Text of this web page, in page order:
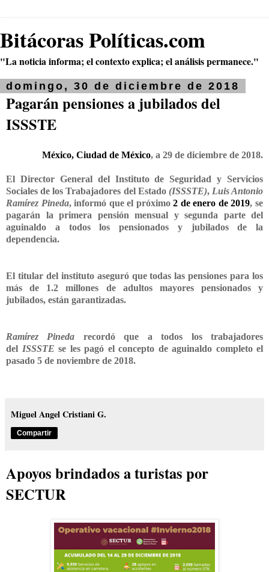
Bitácoras Políticas.com
"La noticia informa; el contexto explica; el análisis permanece."
domingo, 30 de diciembre de 2018
Pagarán pensiones a jubilados del
ISSSTE
México, Ciudad de México, a 29 de diciembre de 2018.
El Director General del Instituto de Seguridad y Servicios
Sociales de los Trabajadores del Estado (ISSSTE), Luis Antonio
Ramírez Pineda, informó que el próximo2 de enero de 2019, se
pagarán la primera pensión mensual y segunda parte del
aguinaldo a todos los pensionados y jubilados de la
dependencia.
El titular del instituto aseguró que todas las pensiones para los
más de 1.2 millones de adultos mayores pensionados y
jubilados, están garantizadas.
Ramírez Pineda recordó que a todos los trabajadores
del ISSSTE se les pagó el concepto de aguinaldo completo el
pasado 5 de noviembre de 2018.
Miguel Angel Cristiani G.
Compartir
Apoyos brindados a turistas por
SECTUR